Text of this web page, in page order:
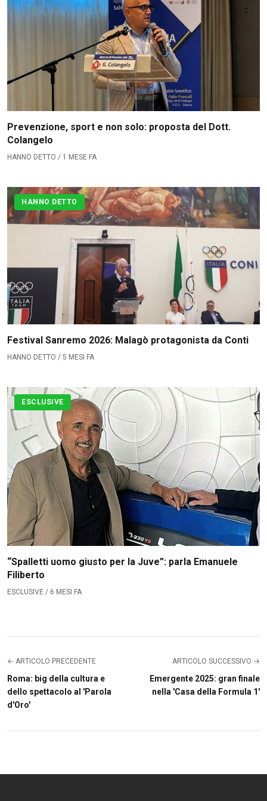
Prevenzione, sport e non solo: proposta del Dott.
Colangelo
HANNO DETTO / 1 MESE FA
HANNO DETTO
Festival Sanremo 2026: Malagò protagonista da Conti
HANNO DETTO / 5 MESI FA
ESCLUSIVE
“Spalletti uomo giusto per la Juve”: parla Emanuele
Filiberto
ESCLUSIVE / 6 MESI FA
← ARTICOLO PRECEDENTE
Roma: big della cultura e
dello spettacolo al 'Parola
d'Oro'
ARTICOLO SUCCESSIVO →
Emergente 2025: gran finale
nella 'Casa della Formula 1'